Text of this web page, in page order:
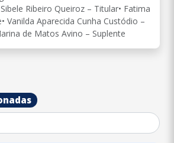
Ribeiro Queiroz – Titular• Fatima
Vanilda Aparecida Cunha Custódio –
de Matos Avino – Suplente